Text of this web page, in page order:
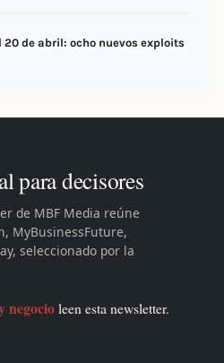
20 de abril: ocho nuevos exploits
para decisores
de MBF Media reúne
MyBusinessFuture,
seleccionado por la
negocioleen esta newsletter.